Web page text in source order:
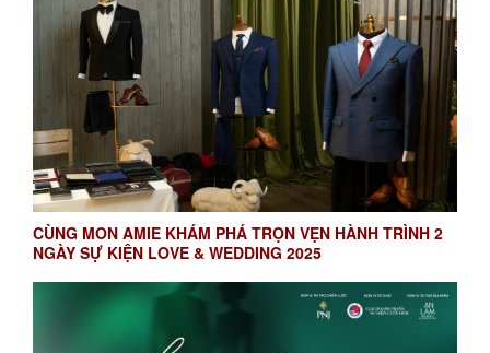
CÙNG MON AMIE KHÁM PHÁ TRỌN VẸN HÀNH TRÌNH 2
NGÀY SỰ KIỆN LOVE & WEDDING 2025